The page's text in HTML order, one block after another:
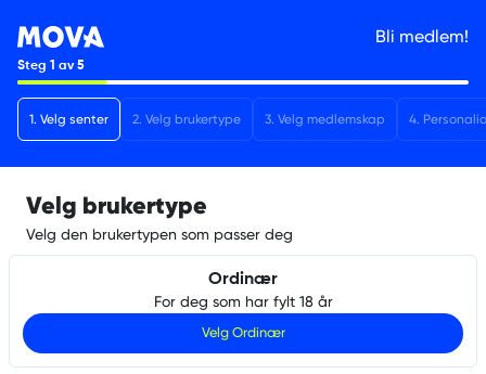
Bli medlem!
Steg 1 av5
1. Velg senter 2. Velg brukertype 3. Velg medlemskap 4.
Velg brukertype
Velg den brukertypen som passer deg
Ordinær
For deg som har fylt 18 år
Velg Ordinær